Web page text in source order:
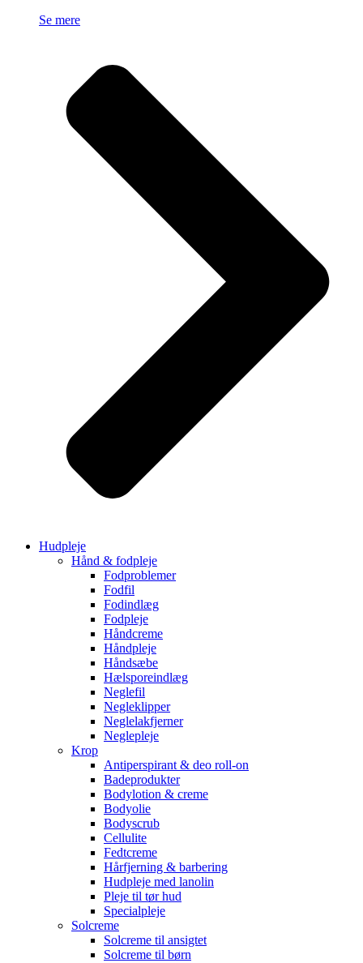
Se mere
Hudpleje
Hånd & fodpleje
Fodproblemer
Fodfil
Fodindlæg
Fodpleje
Håndcreme
Håndpleje
Håndsæbe
Hælsporeindlæg
Neglefil
Negleklipper
Neglelakfjerner
Neglepleje
Krop
Antiperspirant & deo roll-on
Badeprodukter
Bodylotion & creme
Bodyolie
Bodyscrub
Cellulite
Fedtcreme
Hårfjerning & barbering
Hudpleje med lanolin
Pleje til tør hud
Specialpleje
Solcreme
Solcreme til ansigtet
Solcreme til børn